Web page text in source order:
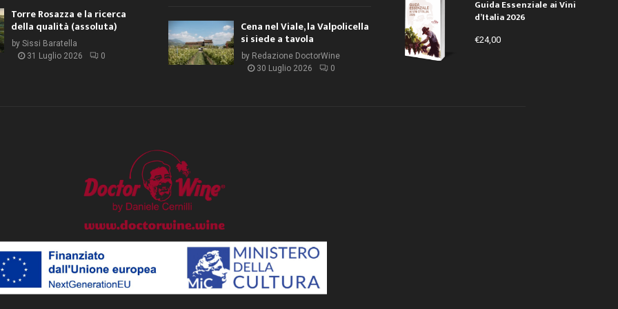
Torre Rosazza e la ricerca
della qualità (assoluta)
by Sissi Baratella
31 Luglio 2026
0
Cena nel Viale, la Valpolicella
si siede a tavola
by Redazione DoctorWine
30 Luglio 2026
0
Guida Essenziale ai Vini
d’Italia 2026
€24,00